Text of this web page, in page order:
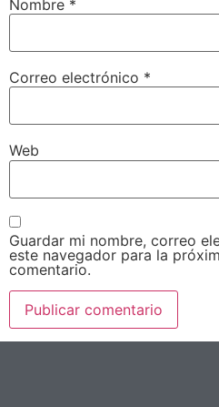
Nombre *
Correo electrónico *
Web
Guardar mi nombre, correo
este navegador para la
comentario.